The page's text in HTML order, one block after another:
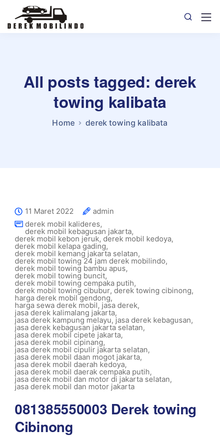
All posts tagged: derek
towing kalibata
Home derek towing kalibata
11 Maret 2022
admin
derek mobil kalideres,
derek mobil kebagusan jakarta,
derek mobil kebon jeruk, derek mobil kedoya,
derek mobil kelapa gading,
derek mobil kemang jakarta selatan,
derek mobil towing 24 jam derek mobilindo,
derek mobil towing bambu apus,
derek mobil towing buncit,
derek mobil towing cempaka putih,
derek mobil towing cibubur, derek towing cibinong,
harga derek mobil gendong,
harga sewa derek mobil, jasa derek,
jasa derek kalimalang jakarta,
jasa derek kampung melayu, jasa derek kebagusan,
jasa derek kebagusan jakarta selatan,
jasa derek mobil cipete jakarta,
jasa derek mobil cipinang,
jasa derek mobil cipulir jakarta selatan,
jasa derek mobil daan mogot jakarta,
jasa derek mobil daerah kedoya,
jasa derek mobil daerak cempaka putih,
jasa derek mobil dan motor di jakarta selatan,
jasa derek mobil dan motor jakarta
081385550003 Derek towing
Cibinong